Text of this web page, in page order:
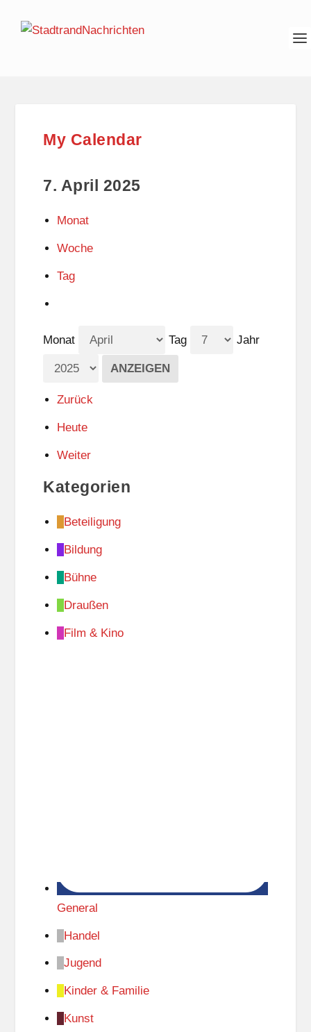
My Calendar
7. April 2025
Monat
Woche
Tag
Monat Tag Jahr
Zurück
Heute
Weiter
Kategorien
Beteiligung
Bildung
Bühne
Draußen
Film & Kino
General
Handel
Jugend
Kinder & Familie
Kunst